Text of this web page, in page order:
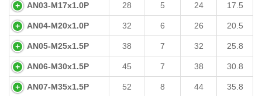
AN03-M17x1.0P 28 5 24 17.5
AN04-M20x1.0P 32 6 26 20.5
AN05-M25x1.5P 38 7 32 25.8
AN06-M30x1.5P 45 7 38 30.8
AN07-M35x1.5P 52 8 44 35.8